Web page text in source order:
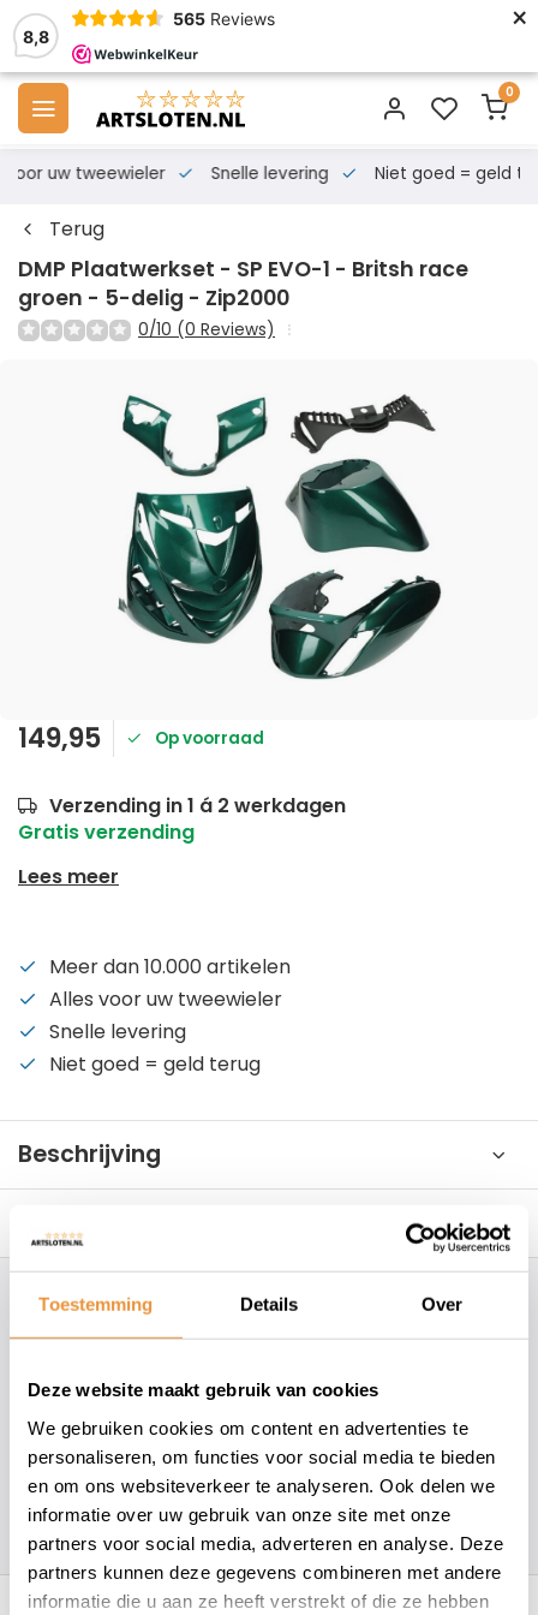
8,8
565 Reviews ×
Toestemming Details Over
Deze website maakt gebruik van cookies
We gebruiken cookies om content en advertenties te
personaliseren, om functies voor social media te bieden
en om ons websiteverkeer te analyseren. Ook delen we
informatie over uw gebruik van onze site met onze
partners voor social media, adverteren en analyse. Deze
partners kunnen deze gegevens combineren met andere
informatie die u aan ze heeft verstrekt of die ze hebben
0
voor uw tweewieler Snelle levering Niet goed = geld
Terug
DMP Plaatwerkset - SP EVO-1 - Britsh race
groen - 5-delig - Zip2000
0/10 (0 Reviews)
149,95 Op voorraad
Verzending in 1 á 2 werkdagen
Gratis verzending
Lees meer
Meer dan 10.000 artikelen
Alles voor uw tweewieler
Snelle levering
Niet goed = geld terug
Beschrijving
Hoe kunnen wij je helpen?
+31 78 780 2330
info@artsloten.nl
157 klanten geven een 4.7 /5 op
Recent bekeken